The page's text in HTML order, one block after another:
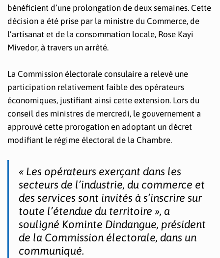
bénéficient d’une prolongation de deux semaines. Cette
décision a été prise par la ministre du Commerce, de
l’artisanat et de la consommation locale, Rose Kayi
Mivedor, à travers un arrêté.
La Commission électorale consulaire a relevé une
participation relativement faible des opérateurs
économiques, justifiant ainsi cette extension. Lors du
conseil des ministres de mercredi, le gouvernement a
approuvé cette prorogation en adoptant un décret
modifiant le régime électoral de la Chambre.
« Les opérateurs exerçant dans les
secteurs de l’industrie, du commerce et
des services sont invités à s’inscrire sur
toute l’étendue du territoire », a
souligné Kominte Dindangue, président
de la Commission électorale, dans un
communiqué.